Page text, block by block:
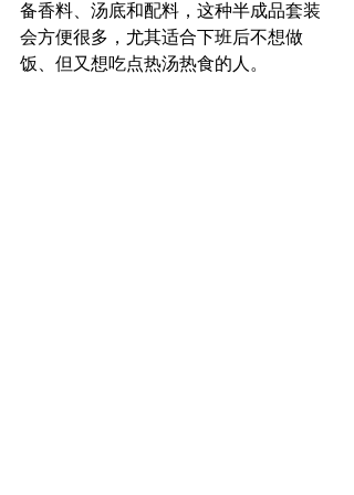
备香料、汤底和配料，这种半成品套装
会方便很多，尤其适合下班后不想做
饭、但又想吃点热汤热食的人。